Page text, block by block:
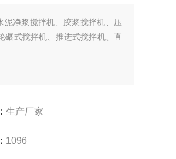
泥净浆搅拌机、胶浆搅拌机、压
碾式搅拌机、推进式搅拌机、直
生产厂家
1096